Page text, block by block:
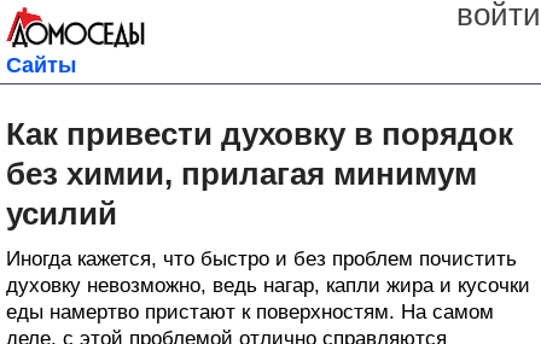
войти
Сайты
Как привести духовку в порядок
без химии, прилагая минимум
усилий
Иногда кажется, что быстро и без проблем почистить
духовку невозможно, ведь нагар, капли жира и кусочки
еды намертво пристают к поверхностям. На самом
деле, с этой проблемой отлично справляются